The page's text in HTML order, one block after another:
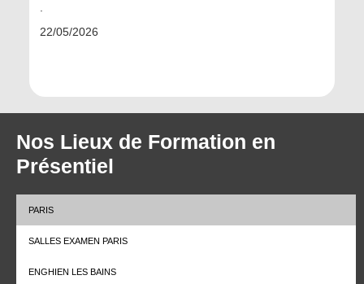
.
22/05/2026
Slide 5 of 20.
Nos Lieux de Formation en
Présentiel
PARIS
SALLES EXAMEN PARIS
ENGHIEN LES BAINS